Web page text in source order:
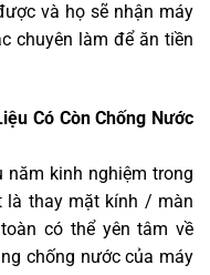
và họ sẽ nhận máy
chuyên làm để ăn tiền
Có Còn Chống Nước
năm kinh nghiệm trong
là thay mặt kính / màn
có thể yên tâm về
chống nước của máy